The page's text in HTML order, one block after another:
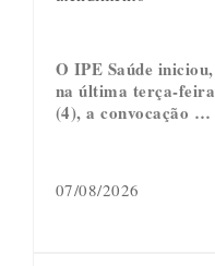
O IPE Saúde iniciou,
na última terça-feira
(4), a convocação …
07/08/2026